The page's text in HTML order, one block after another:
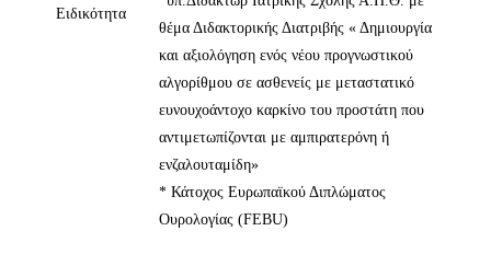
Ειδικότητα
θέμα Διδακτορικής Διατριβής « Δημιουργία
και αξιολόγηση ενός νέου προγνωστικού
αλγορίθμου σε ασθενείς με μεταστατικό
ευνουχοάντοχο καρκίνο του προστάτη που
αντιμετωπίζονται με αμπιρατερόνη ή
ενζαλουταμίδη»
* Κάτοχος Ευρωπαϊκού Διπλώματος
Ουρολογίας (FEBU)